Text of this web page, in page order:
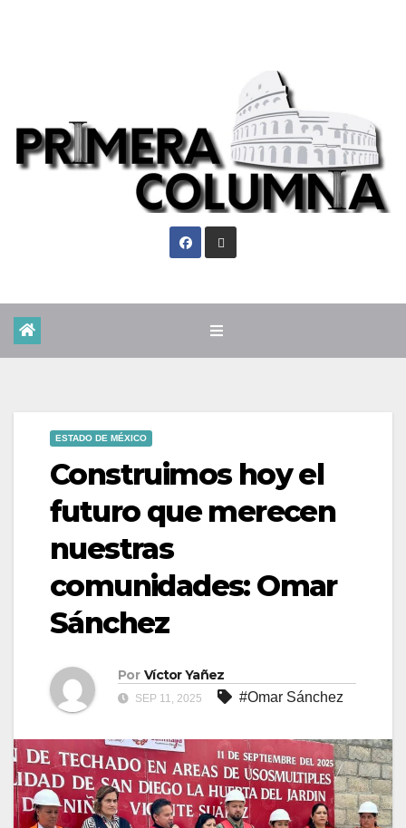
ESTADO DE MÉXICO
Construimos hoy el
futuro que merecen
nuestras
comunidades: Omar
Sánchez
Por Víctor Yañez
SEP 11, 2025 #Omar Sánchez